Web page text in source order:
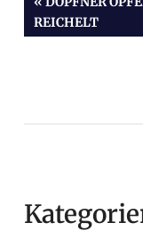
BEITRAG:
REICHELT